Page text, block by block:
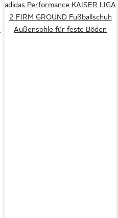
adidas Performance KAISER LIGA
2 FIRM GROUND Fußballschuh
Außensohle für feste Böden